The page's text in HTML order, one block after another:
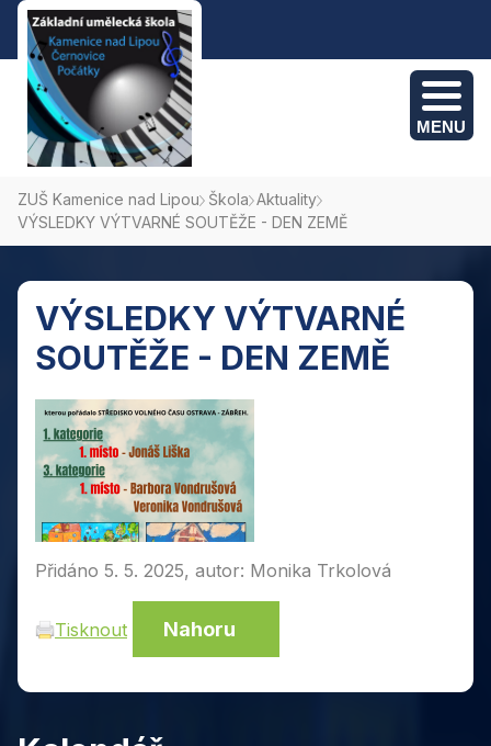
Kamenice nad Lipou: +420 775 382 095
Černovice: +420 775 382 095
MENU
ZUŠ Kamenice nad Lipou Škola Aktuality
VÝSLEDKY VÝTVARNÉ SOUTĚŽE - DEN ZEMĚ
VÝSLEDKY VÝTVARNÉ
SOUTĚŽE - DEN ZEMĚ
Přidáno 5. 5. 2025, autor: Monika Trkolová
Tisknout Nahoru